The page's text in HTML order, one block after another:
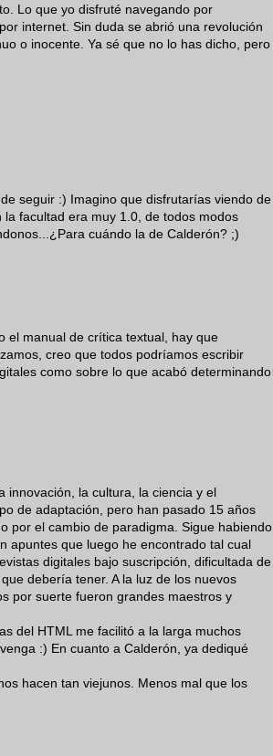
Lo que yo disfruté navegando por
internet. Sin duda se abrió una revolución
o inocente. Ya sé que no lo has dicho, pero
seguir :) Imagino que disfrutarías viendo de
facultad era muy 1.0, de todos modos
cuándo la de Calderón? ;)
el manual de crítica textual, hay que
creo que todos podríamos escribir
como sobre lo que acabó determinando
innovación, la cultura, la ciencia y el
de adaptación, pero han pasado 15 años
por el cambio de paradigma. Sigue habiendo
apuntes que luego he encontrado tal cual
digitales bajo suscripción, dificultada de
debería tener. A la luz de los nuevos
por suerte fueron grandes maestros y
del HTML me facilitó a la larga muchos
:) En cuanto a Calderón, ya dediqué
hacen tan viejunos. Menos mal que los